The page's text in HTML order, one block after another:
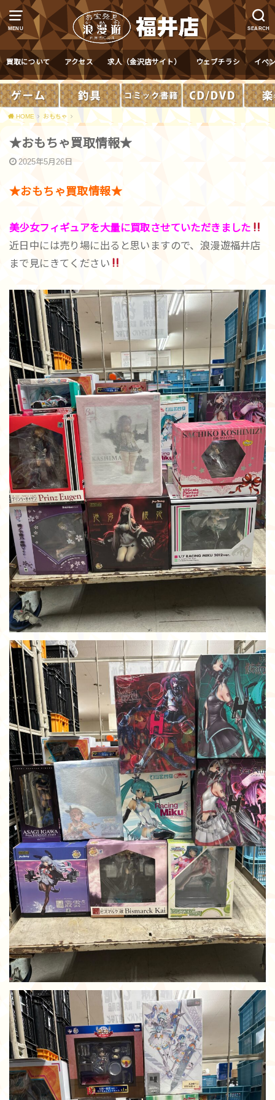
MENU SEARCH
買取について アクセス 求人（金沢店サイト） ウェブチラシ イベ
HOME おもちゃ
★おもちゃ買取情報★
2025年5月26日
★おもちゃ買取情報★
美少女フィギュアを大量に買取させていただきました
近日中には売り場に出ると思いますので、浪漫遊福井店
まで見にきてください